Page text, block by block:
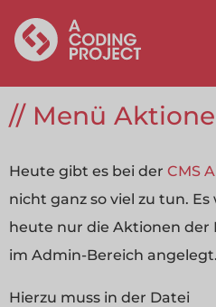
Menü
Heute gibt es bei der CMS
nicht ganz so viel zu tun. Es
heute nur die Aktionen der
im Admin-Bereich angelegt.
Hierzu muss in der Datei